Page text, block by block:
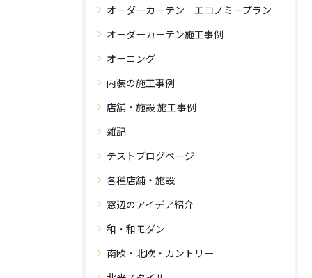
オーダーカーテン エコノミープラン
オーダーカーテン施工事例
オーニング
内装の施工事例
店舗・施設 施工事例
雑記
テストブログページ
各種店舗・施設
窓辺のアイデア紹介
和・和モダン
南欧・北欧・カントリー